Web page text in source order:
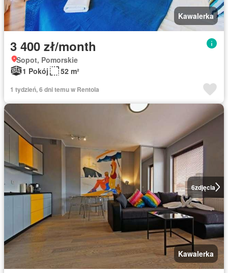
Kawalerka
3 400 zł/month
Sopot, Pomorskie
1 Pokój
52 m²
1 tydzień, 6 dni temu w Rentola
6zdjęcia
Kawalerka